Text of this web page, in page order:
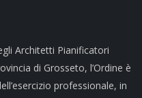
Architetti Pianificatori
di Grosseto, l’Ordine è
professionale, in